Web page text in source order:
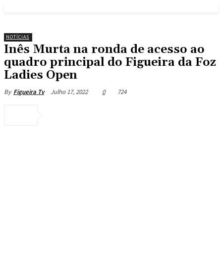
NOTÍCIAS
Inês Murta na ronda de acesso ao
quadro principal do Figueira da Foz
Ladies Open
By Figueira Tv Julho 17, 2022 0 724